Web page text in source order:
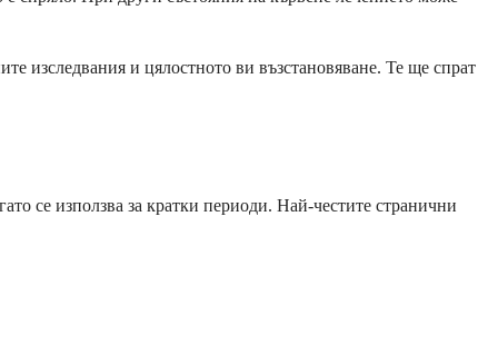
изследвания и цялостното ви възстановяване. Те ще спрат
се използва за кратки периоди. Най-честите странични